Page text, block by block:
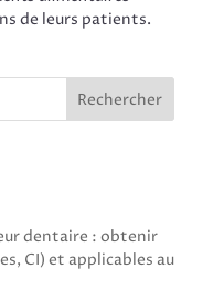
de leurs patients.
Rechercher
dentaire : obtenir
CI) et applicables au